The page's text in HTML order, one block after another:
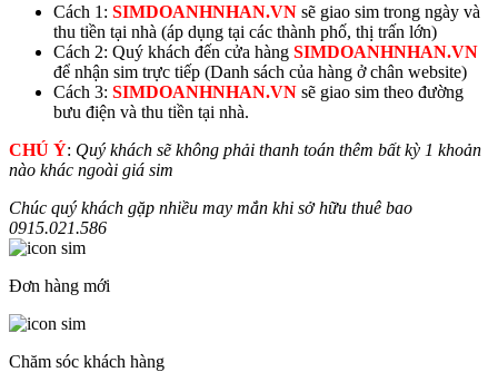
Cách 1: SIMDOANHNHAN.VN sẽ giao sim trong ngày và
thu tiền tại nhà (áp dụng tại các thành phố, thị trấn lớn)
Cách 2: Quý khách đến cửa hàng SIMDOANHNHAN.VN
để nhận sim trực tiếp (Danh sách của hàng ở chân website)
Cách 3: SIMDOANHNHAN.VN sẽ giao sim theo đường
bưu điện và thu tiền tại nhà.
CHÚ Ý: Quý khách sẽ không phải thanh toán thêm bất kỳ 1 khoản
nào khác ngoài giá sim
Chúc quý khách gặp nhiều may mắn khi sở hữu thuê bao
0915.021.586
Đơn hàng mới
Chăm sóc khách hàng